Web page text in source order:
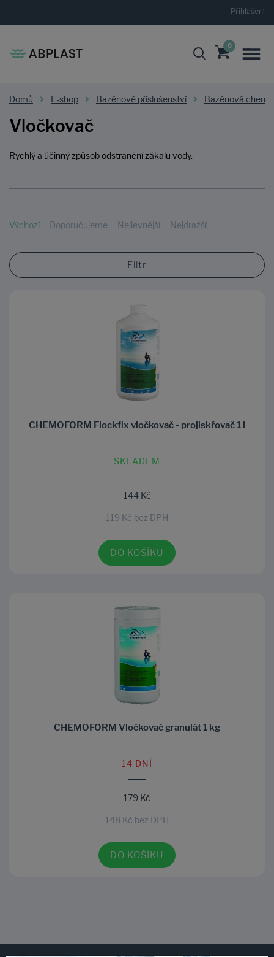
Přihlášení
0
Domů E-shop Bazénové příslušenství Bazénová
Vločkovač
Rychlý a účinný způsob odstranění zákalu vody.
Výchozí Doporučujeme Nejlevnější Nejdražší
Filtr
CHEMOFORM Flockfix vločkovač - projiskřovač 1 l
SKLADEM
144 Kč
119 Kč bez DPH
DO KOŠÍKU
CHEMOFORM Vločkovač granulát 1 kg
14 DNÍ
179 Kč
148 Kč bez DPH
DO KOŠÍKU